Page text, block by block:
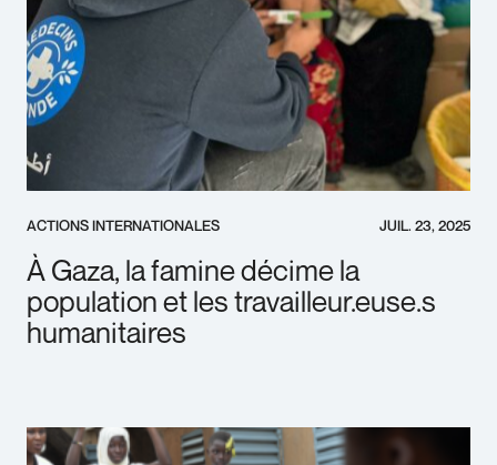
ACTIONS INTERNATIONALES JUIL. 23, 2025
À Gaza, la famine décime la
population et les travailleur.euse.s
humanitaires